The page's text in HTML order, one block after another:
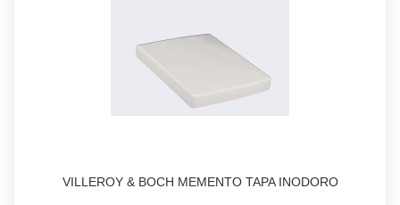
VILLEROY & BOCH MEMENTO TAPA INODORO